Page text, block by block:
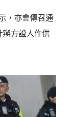
，亦會傳召通
辯方證人作供